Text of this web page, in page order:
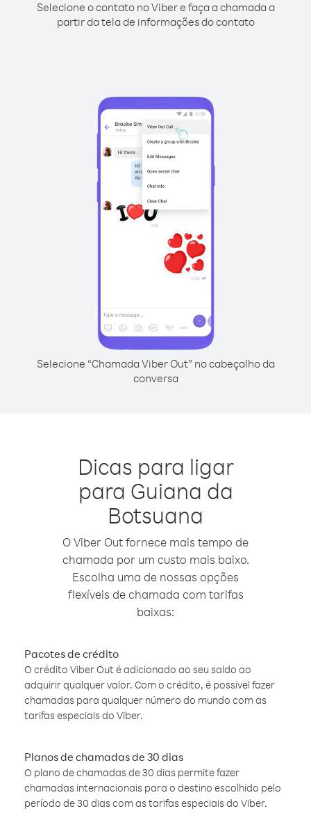
Selecione o contato no Viber e faça a chamada a
partir da tela de informações do contato
Selecione “Chamada Viber Out” no cabeçalho da
conversa
Dicas para ligar
para Guiana da
Botsuana
O Viber Out fornece mais tempo de
chamada por um custo mais baixo.
Escolha uma de nossas opções
flexíveis de chamada com tarifas
baixas:
Pacotes de crédito
O crédito Viber Out é adicionado ao seu saldo ao
adquirir qualquer valor. Com o crédito, é possível fazer
chamadas para qualquer número do mundo com as
tarifas especiais do Viber.
Planos de chamadas de 30 dias
O plano de chamadas de 30 dias permite fazer
chamadas internacionais para o destino escolhido pelo
período de 30 dias com as tarifas especiais do Viber.